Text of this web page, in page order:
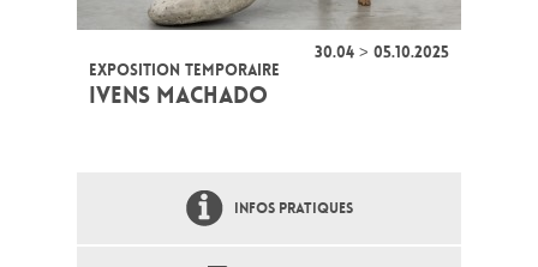
30.04 > 05.10.2025
EXPOSITION TEMPORAIRE
IVENS MACHADO
INFOS PRATIQUES